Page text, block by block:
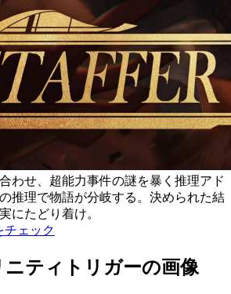
わせ、超能力事件の謎を暴く推理アド
推理で物語が分岐する。決められた結
にたどり着け。
チェック
ニティトリガーの画像